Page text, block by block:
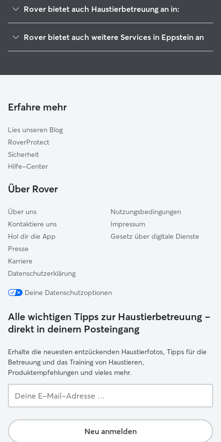
Rover bietet auch Haustierbetreuung an in:
Liederbach am Taunus
Bad Soden am Taunus
Kriftel
Sulzbach
Kronberg im Taunus
Hattersheim am Main
Rover bietet auch weitere Services in Eppstein an
Gassi-Service in Eppstein
Erfahre mehr
Lies unseren Blog
RoverProtect
Sicherheit
Hilfe-Center
Über Rover
Über uns
Kontaktiere uns
Hol dir die App
Presse
Karriere
Datenschutzerklärung
Nutzungsbedingungen
Impressum
Gesetz über digitale Dienste
Deine Datenschutzoptionen
Alle wichtigen Tipps zur Haustierbetreuung –
direkt in deinem Posteingang
Erhalte die neuesten entzückenden Haustierfotos, Tipps für die
Betreuung und das Training von Haustieren,
Produktempfehlungen und vieles mehr.
E-
Adresse …
Neu anmelden